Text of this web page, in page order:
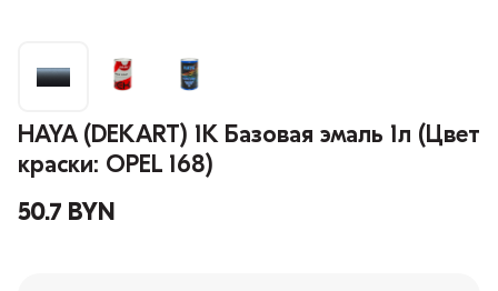
HAYA (DEKART) 1К Базовая эмаль 1л (Цвет
краски: OPEL 168)
50.7 BYN